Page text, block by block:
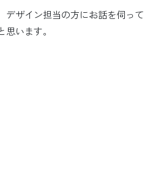
デザイン担当の方にお話を伺って
います。